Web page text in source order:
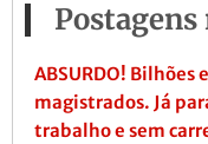
Postagens
ABSURDO! Bilhões
magistrados. Já
trabalho e sem